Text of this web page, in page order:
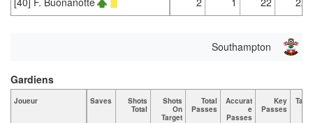
Southampton
Joueur Saves
Shots
Total
Shots
On
Target
Total
Passes
Accurat
e
Passes
Key
Passes
Gardiens